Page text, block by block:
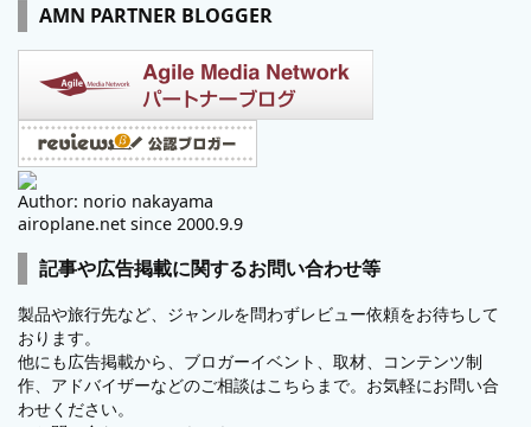
AMN PARTNER BLOGGER
Author: norio nakayama
airoplane.net since 2000.9.9
記事や広告掲載に関するお問い合わせ等
製品や旅行先など、ジャンルを問わずレビュー依頼をお待ちして
おります。
他にも広告掲載から、ブロガーイベント、取材、コンテンツ制
作、アドバイザーなどのご相談はこちらまで。お気軽にお問い合
わせください。